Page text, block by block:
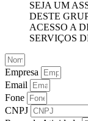
SEJA UM
DESTE
ACESSO A
SERVIÇOS
Empresa
Email
Fone
CNPJ